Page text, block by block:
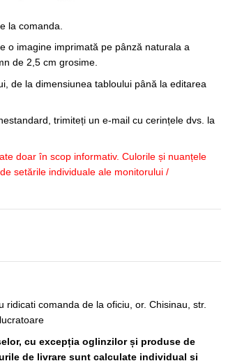
la comanda.
o imagine imprimată pe pânză naturala a
de 2,5 cm grosime.
de la dimensiunea tabloului până la editarea
trimiteți un e-mail cu cerințele dvs. la
doar în scop informativ. Culorile și nuanțele
setările individuale ale monitorului /
comanda de la oficiu, or. Chisinau, str.
cu excepția oglinzilor și produse de
de livrare sunt calculate individual și